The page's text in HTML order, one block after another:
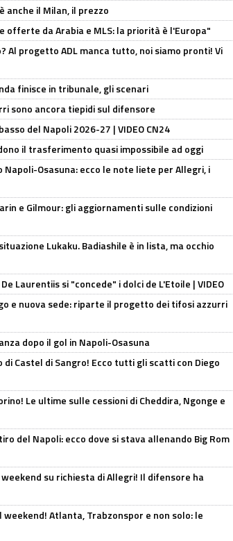
anche il Milan, il prezzo
offerte da Arabia e MLS: la priorità è l'Europa"
Al progetto ADL manca tutto, noi siamo pronti! Vi
finisce in tribunale, gli scenari
sono ancora tiepidi sul difensore
del Napoli 2026-27 | VIDEO CN24
il trasferimento quasi impossibile ad oggi
Osasuna: ecco le note liete per Allegri, i
e Gilmour: gli aggiornamenti sulle condizioni
Lukaku. Badiashile è in lista, ma occhio
Laurentiis si "concede" i dolci de L'Etoile | VIDEO
e nuova sede: riparte il progetto dei tifosi azzurri
dopo il gol in Napoli-Osasuna
di Castel di Sangro! Ecco tutti gli scatti con Diego
Le ultime sulle cessioni di Cheddira, Ngonge e
del Napoli: ecco dove si stava allenando Big Rom
su richiesta di Allegri! Il difensore ha
Atlanta, Trabzonspor e non solo: le